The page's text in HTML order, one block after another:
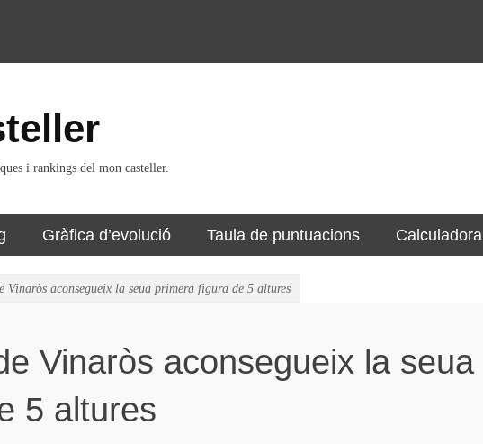
i rankings del mon casteller.
Gràfica d’evolució Taula de puntuacions Calculadora
Vinaròs aconsegueix la seua primera figura de 5 altures
Vinaròs aconsegueix la seua
5 altures